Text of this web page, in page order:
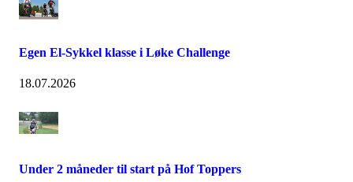
Egen El-Sykkel klasse i Løke Challenge
18.07.2026
Under 2 måneder til start på Hof Toppers